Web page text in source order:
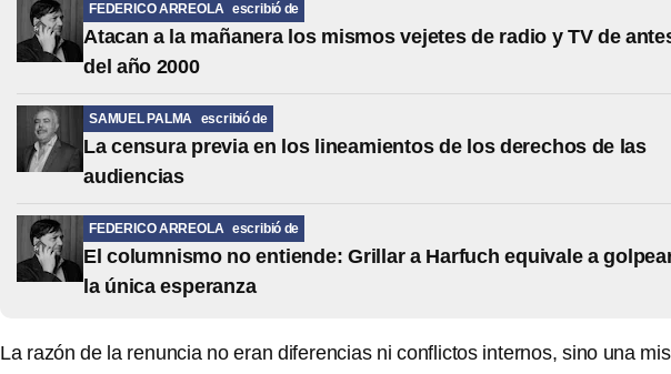
FEDERICO ARREOLA escribió de
Atacan a la mañanera los mismos vejetes de radio y TV de
del año 2000
SAMUEL PALMA escribió de
La censura previa en los lineamientos de los derechos de las
audiencias
FEDERICO ARREOLA escribió de
El columnismo no entiende: Grillar a Harfuch equivale a
la única esperanza
La razón de la renuncia no eran diferencias ni conflictos internos, sino una